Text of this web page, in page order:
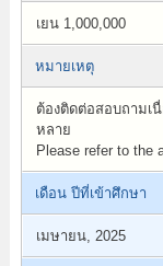
เยน 1,000,000
หมายเหตุ
ต้องติดต่อสอบถามเ
หลาย
Please refer to the
เดือน ปีที่เข้าศึกษา
เมษายน, 2025